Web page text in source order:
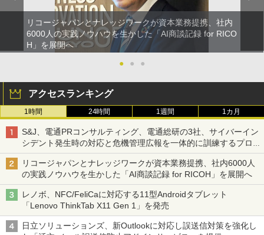
リコージャパンとナレッジワークが資本業務提携、社内
6000人の実践ノウハウを生かした「AI商談記録 for RICO
H」を展開へ
●
● ●
アクセスランキング
1時間 24時間 1週間 1カ月
S&J、電通PRコンサルティング、電通総研の3社、サイバーイン
シデント発生時の対応と危機管理広報を一体的に訓練するプログ
ラムを提供
リコージャパンとナレッジワークが資本業務提携、社内6000人
の実践ノウハウを生かした「AI商談記録 for RICOH」を展開へ
レノボ、NFC/FeliCaに対応する11型Androidタブレット
「Lenovo ThinkTab X11 Gen 1」を発売
日立ソリューションズ、新Outlookに対応し誤送信対策を強化し